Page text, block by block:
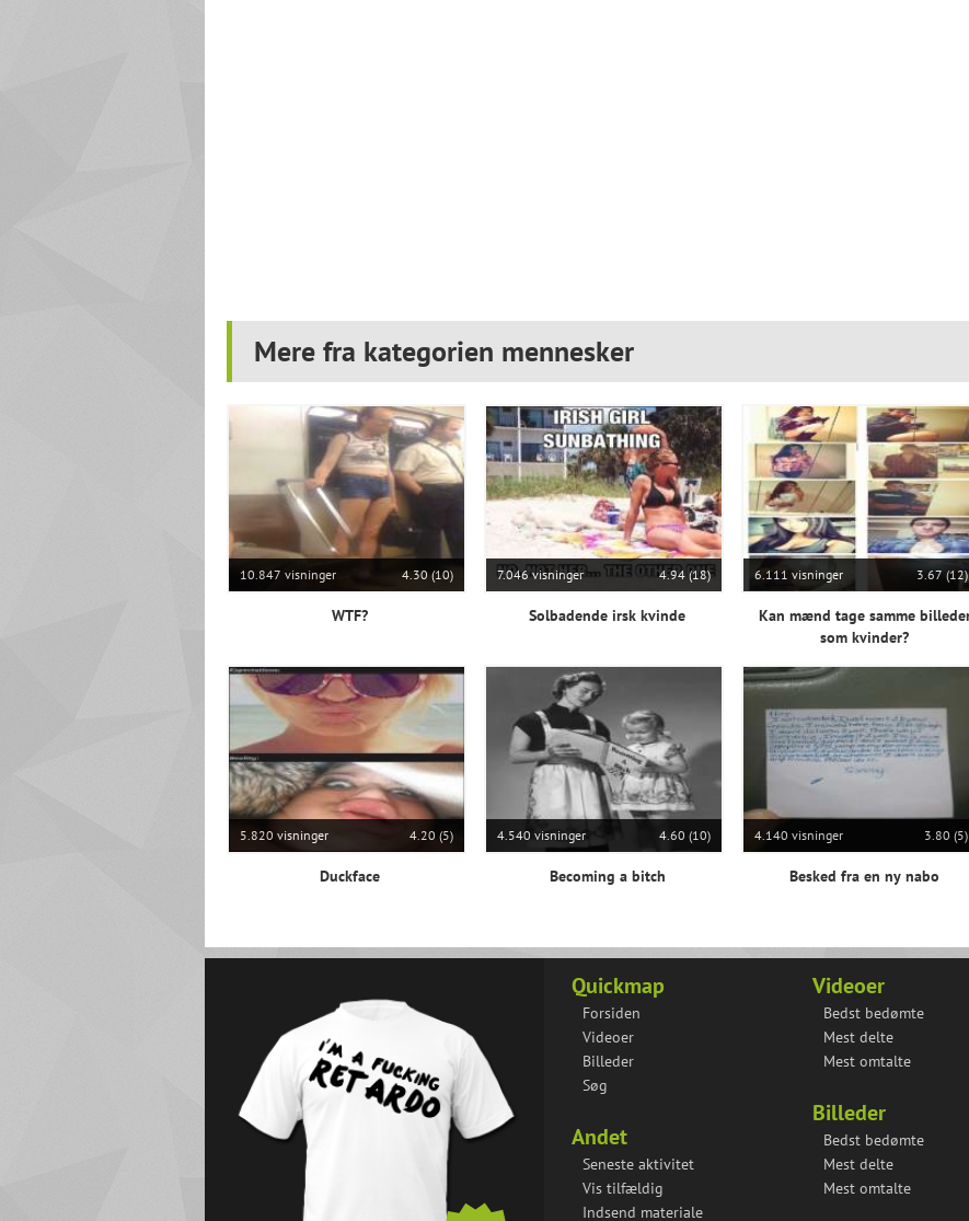
Mere fra kategorien mennesker
10.847 visninger 4.30 (10)
WTF?
7.046 visninger 4.94 (18)
Solbadende irsk kvinde
6.111 visninger 3.67 (12)
Kan mænd tage samme
som kvinder?
5.820 visninger 4.20 (5)
Duckface
4.540 visninger 4.60 (10)
Becoming a bitch
4.140 visninger 3.80 (5)
Besked fra en ny nabo
Videoer
Bedst bedømte
Mest delte
Mest omtalte
Billeder
Bedst bedømte
Mest delte
Mest omtalte
Quickmap
Forsiden
Videoer
Billeder
Søg
Andet
Seneste aktivitet
Vis tilfældig
Indsend materiale